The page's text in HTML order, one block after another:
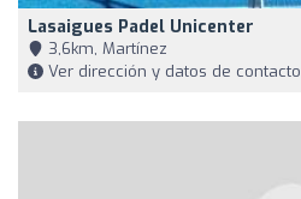
Lasaigues Padel Unicenter
3,6km, Martínez
Ver dirección y datos de contacto